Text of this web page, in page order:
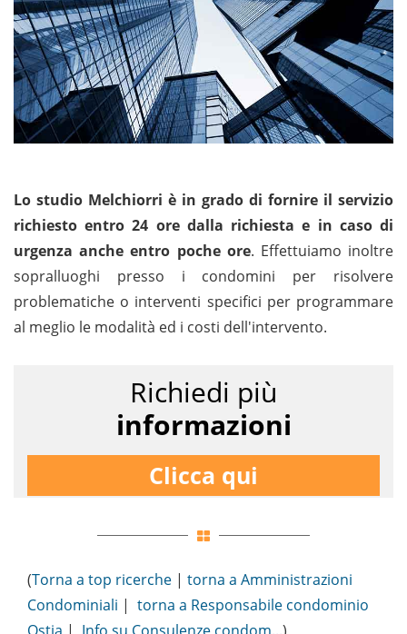
Lo studio Melchiorri è in grado di fornire il servizio
richiesto entro 24 ore dalla richiesta e in caso di
urgenza anche entro poche ore. Effettuiamo inoltre
sopralluoghi presso i condomini per risolvere
problematiche o interventi specifici per programmare
al meglio le modalità ed i costi dell'intervento.
Richiedi più
informazioni
Clicca qui
(Torna a top ricerche | torna a Amministrazioni
Condominiali | torna a Responsabile condominio
Ostia | Info su Consulenze condom...)